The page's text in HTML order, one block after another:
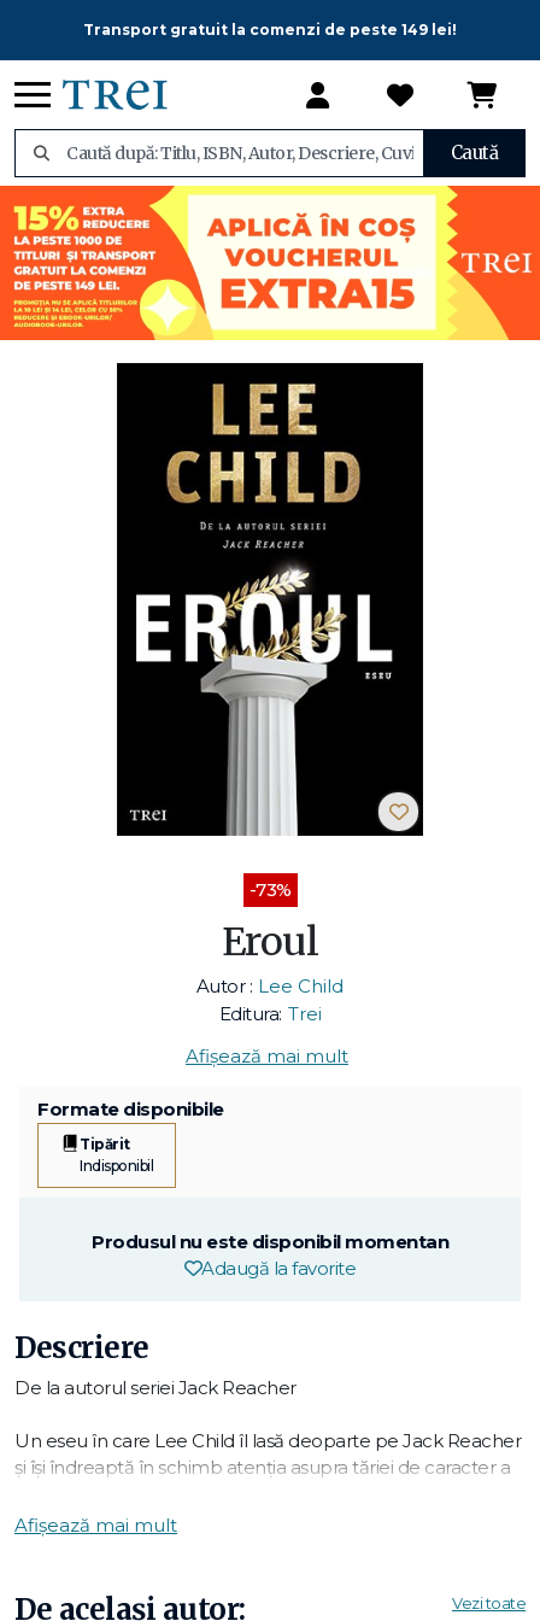
Transport gratuit la comenzi de peste 149 lei!
Caută
-73%
Eroul
Autor : Lee Child
Editura: Trei
Afișează mai mult
Formate disponibile
Tipărit
Indisponibil
Produsul nu este disponibil momentan
Adaugă la favorite
Descriere
De la autorul seriei Jack Reacher
Un eseu în care Lee Child îl lasă deoparte pe Jack Reacher
și își îndreaptă în schimb atenția asupra tăriei de caracter a
eroului este o parte fundamentală a naturii omenești. Din
miezul miturilor formatoare ale tuturor culturilor și trăiesc și
Afișează mai mult
De același autor: Vezi toate